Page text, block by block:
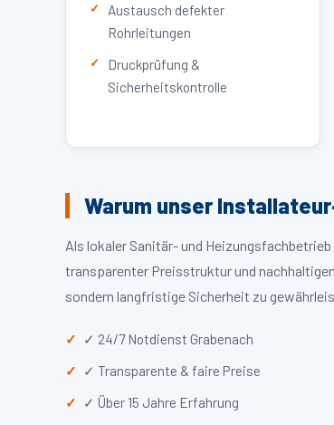
Austausch defekter
Rohrleitungen
Druckprüfung &
Sicherheitskontrolle
Warum unser
Als lokaler Sanitär- und
transparenter Preisstruktur und
sondern langfristige Sicherheit zu
✓ 24/7 Notdienst Grabenach
✓ Transparente & faire Preise
✓ Über 15 Jahre Erfahrung